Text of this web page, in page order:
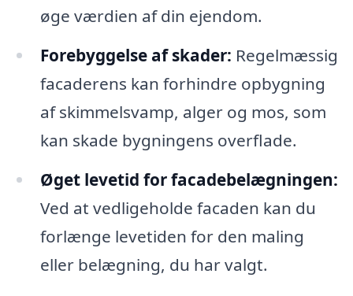
øge værdien af din ejendom.
Forebyggelse af skader: Regelmæssig
facaderens kan forhindre opbygning
af skimmelsvamp, alger og mos, som
kan skade bygningens overflade.
Øget levetid for facadebelægningen:
Ved at vedligeholde facaden kan du
forlænge levetiden for den maling
eller belægning, du har valgt.